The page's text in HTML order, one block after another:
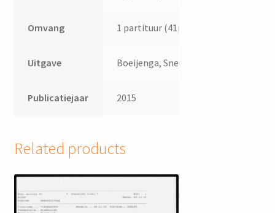
Omvang 1 partituur (41p.)
Uitgave Boeijenga, Sneek
Publicatiejaar 2015
Related products